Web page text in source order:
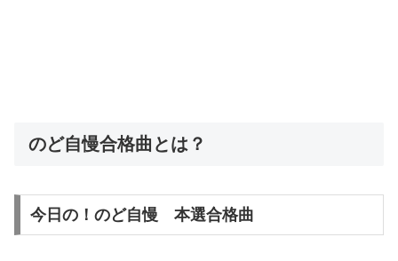
のど自慢合格曲とは？
今日の！のど自慢 本選合格曲